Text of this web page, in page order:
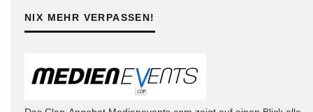
NIX MEHR VERPASSEN!